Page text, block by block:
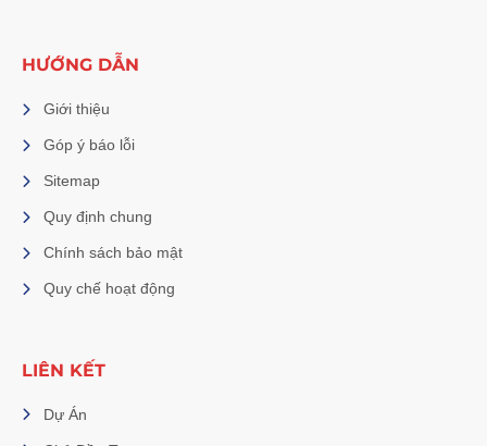
HƯỚNG DẪN
Giới thiệu
Góp ý báo lỗi
Sitemap
Quy định chung
Chính sách bảo mật
Quy chế hoạt động
LIÊN KẾT
Dự Án